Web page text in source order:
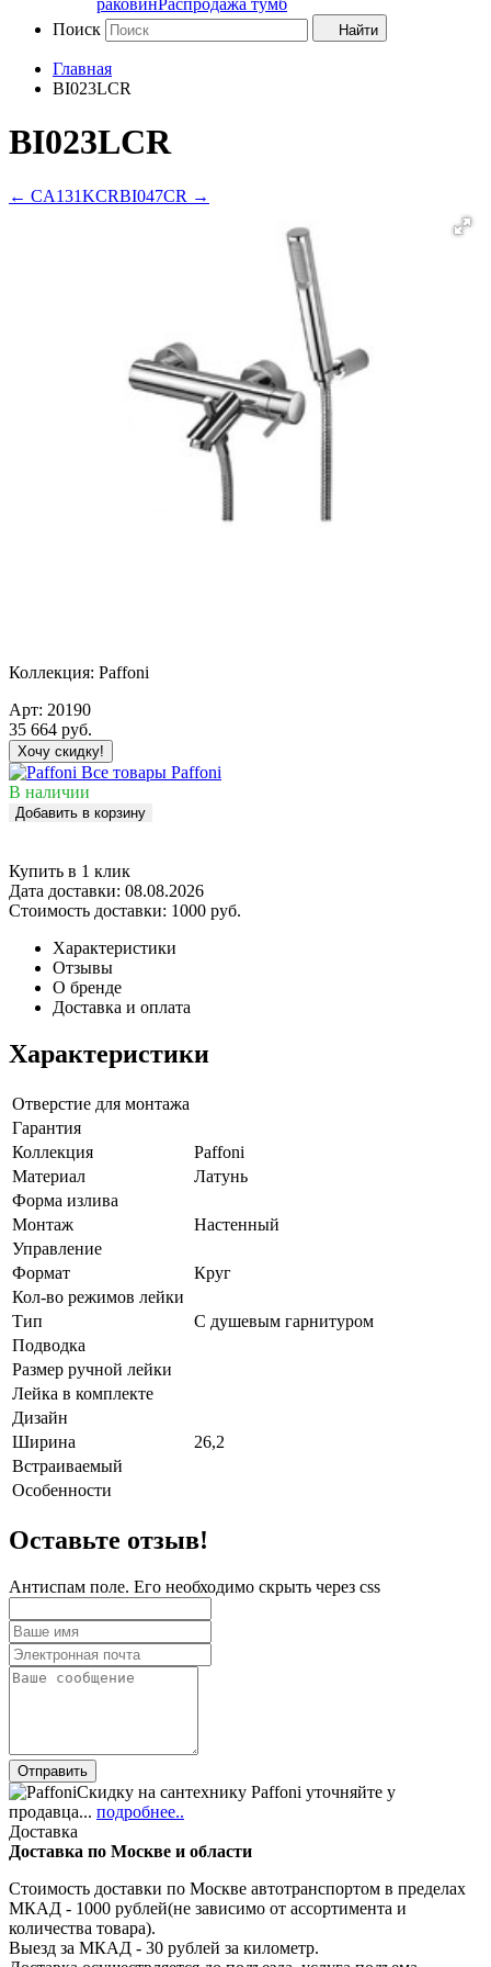
раковинРаспродажа тумб
Поиск
Найти
Главная
BI023LCR
BI023LCR
← CA131KCRBI047CR →
Коллекция: Paffoni
Арт: 20190
35 664 руб.
Хочу скидку!
Все товары Paffoni
В наличии
Добавить в корзину
Купить в 1 клик
Дата доставки: 08.08.2026
Стоимость доставки: 1000 руб.
Характеристики
Отзывы
О бренде
Доставка и оплата
Характеристики
Отверстие для монтажа
Гарантия
Коллекция
Paffoni
Материал
Латунь
Форма излива
Монтаж
Настенный
Управление
Формат
Круг
Кол-во режимов лейки
Тип
С душевым гарнитуром
Подводка
Размер ручной лейки
Лейка в комплекте
Дизайн
Ширина
26,2
Встраиваемый
Особенности
Оставьте отзыв!
Антиспам поле. Его необходимо скрыть через css
Скидку на сантехнику Paffoni уточняйте у
продавца... подробнее..
Доставка
Доставка по Москве и области
Стоимость доставки по Москве автотранспортом в пределах
МКАД - 1000 рублей(не зависимо от ассортимента и
количества товара).
Выезд за МКАД - 30 рублей за километр.